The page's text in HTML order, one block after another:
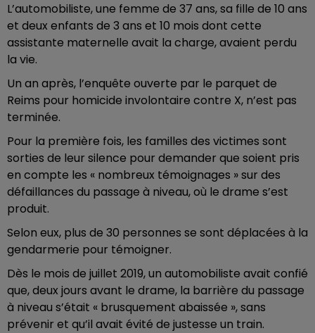
L’automobiliste, une femme de 37 ans, sa fille de 10 ans
et deux enfants de 3 ans et 10 mois dont cette
assistante maternelle avait la charge, avaient perdu
la vie.
Un an après, l’enquête ouverte par le parquet de
Reims pour homicide involontaire contre X, n’est pas
terminée.
Pour la première fois, les familles des victimes sont
sorties de leur silence pour demander que soient pris
en compte les « nombreux témoignages » sur des
défaillances du passage à niveau, où le drame s’est
produit.
Selon eux, plus de 30 personnes se sont déplacées à la
gendarmerie pour témoigner.
Dès le mois de juillet 2019, un automobiliste avait confié
que, deux jours avant le drame, la barrière du passage
à niveau s’était « brusquement abaissée », sans
prévenir et qu’il avait évité de justesse un train.